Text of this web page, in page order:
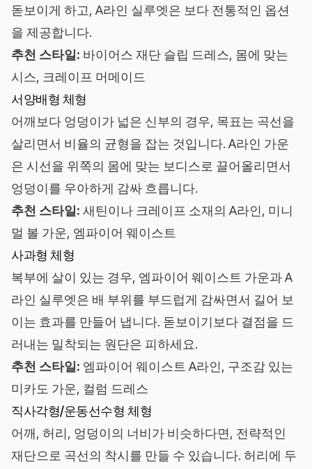
돋보이게 하고, A라인 실루엣은 보다 전통적인 옵션
을 제공합니다.
추천 스타일: 바이어스 재단 슬립 드레스, 몸에 맞는
시스, 크레이프 머메이드
서양배형 체형
어깨보다 엉덩이가 넓은 신부의 경우, 목표는 곡선을
살리면서 비율의 균형을 잡는 것입니다. A라인 가운
은 시선을 위쪽의 몸에 맞는 보디스로 끌어올리면서
엉덩이를 우아하게 감싸 흐릅니다.
추천 스타일: 새틴이나 크레이프 소재의 A라인, 미니
멀 볼 가운, 엠파이어 웨이스트
사과형 체형
복부에 살이 있는 경우, 엠파이어 웨이스트 가운과 A
라인 실루엣은 배 부위를 부드럽게 감싸면서 길어 보
이는 효과를 만들어 냅니다. 돋보이기보다 결점을 드
러내는 밀착되는 원단은 피하세요.
추천 스타일: 엠파이어 웨이스트 A라인, 구조감 있는
미카도 가운, 컬럼 드레스
직사각형/운동선수형 체형
어깨, 허리, 엉덩이의 너비가 비슷하다면, 전략적인
재단으로 곡선의 착시를 만들 수 있습니다. 허리에 두